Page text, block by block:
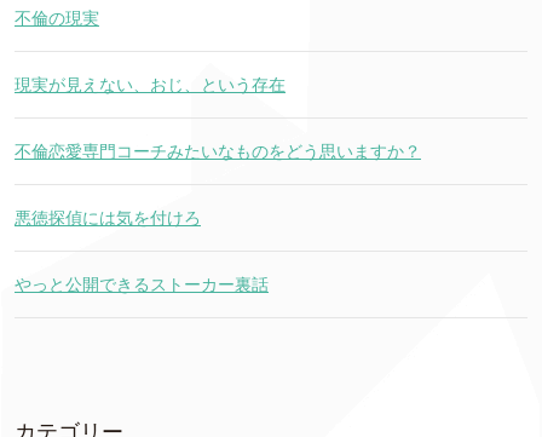
不倫の現実
現実が見えない、おじ、という存在
不倫恋愛専門コーチみたいなものをどう思いますか？
悪徳探偵には気を付けろ
やっと公開できるストーカー裏話